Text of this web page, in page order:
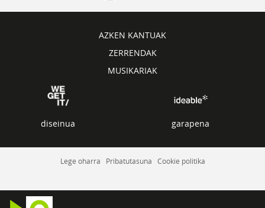
AZKEN KANTUAK
ZERRENDAK
MUSIKARIAK
diseinua garapena
Lege oharra Pribatutasuna Cookie politika